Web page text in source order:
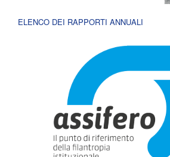
ELENCO DEI RAPPORTI ANNUALI